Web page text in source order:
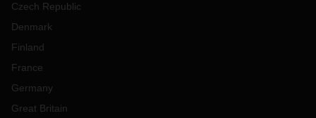
Czech Republic
Denmark
Finland
France
Germany
Great Britain